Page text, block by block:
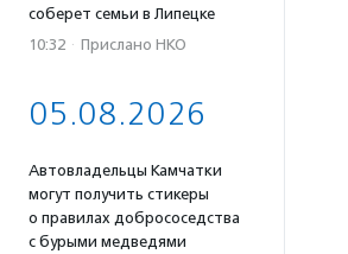
соберет семьи в Липецке
10:32 · Прислано НКО
05.08.2026
Автовладельцы Камчатки
могут получить стикеры
о правилах добрососедства
с бурыми медведями